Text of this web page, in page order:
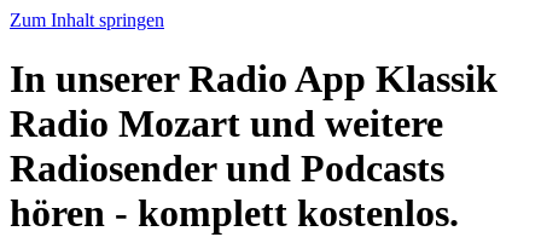
Zum Inhalt springen
In unserer Radio App Klassik
Radio Mozart und weitere
Radiosender und Podcasts
hören - komplett kostenlos.